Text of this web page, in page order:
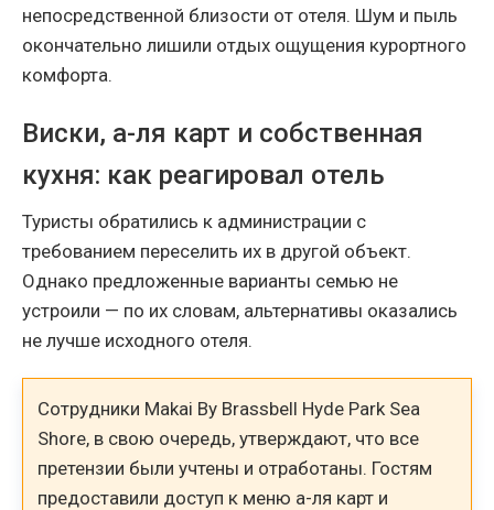
непосредственной близости от отеля. Шум и пыль
окончательно лишили отдых ощущения курортного
комфорта.
Виски, а-ля карт и собственная
кухня: как реагировал отель
Туристы обратились к администрации с
требованием переселить их в другой объект.
Однако предложенные варианты семью не
устроили — по их словам, альтернативы оказались
не лучше исходного отеля.
Сотрудники Makai By Brassbell Hyde Park Sea
Shore, в свою очередь, утверждают, что все
претензии были учтены и отработаны. Гостям
предоставили доступ к меню а-ля карт и